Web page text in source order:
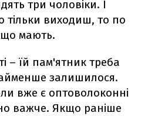
три чоловіки. І
виходиш, то по
що мають.
– їй пам'ятник треба
залишилося.
вже є оптоволоконні
важче. Якщо раніше